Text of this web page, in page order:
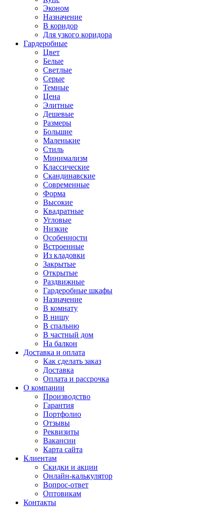
Эконом
Назначение
В коридор
Для узкого коридора
Гардеробные
Цвет
Белые
Светлые
Серые
Темные
Цена
Элитные
Дешевые
Размеры
Большие
Маленькие
Стиль
Минимализм
Классические
Скандинавские
Современные
Форма
Высокие
Квадратные
Угловые
Низкие
Особенности
Встроенные
Из кладовки
Закрытые
Открытые
Раздвижные
Гардеробные шкафы
Назначение
В комнату
В нишу
В спальню
В частный дом
На балкон
Доставка и оплата
Как сделать заказ
Доставка
Оплата и рассрочка
О компании
Производство
Гарантия
Портфолио
Отзывы
Реквизиты
Вакансии
Карта сайта
Клиентам
Скидки и акции
Онлайн-калькулятор
Вопрос-ответ
Оптовикам
Контакты